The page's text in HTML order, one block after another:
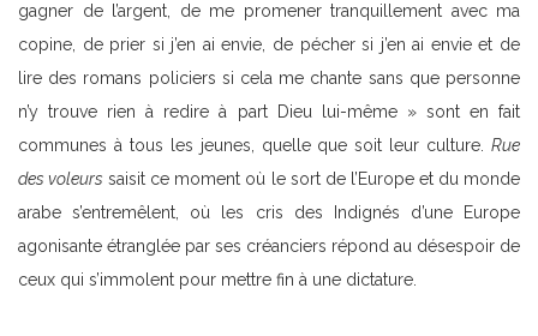
gagner de l’argent, de me promener tranquillement avec ma
copine, de prier si j’en ai envie, de pécher si j’en ai envie et de
lire des romans policiers si cela me chante sans que personne
n’y trouve rien à redire à part Dieu lui-même » sont en fait
communes à tous les jeunes, quelle que soit leur culture. Rue
des voleurs saisit ce moment où le sort de l’Europe et du monde
arabe s’entremêlent, où les cris des Indignés d’une Europe
agonisante étranglée par ses créanciers répond au désespoir de
ceux qui s’immolent pour mettre fin à une dictature.